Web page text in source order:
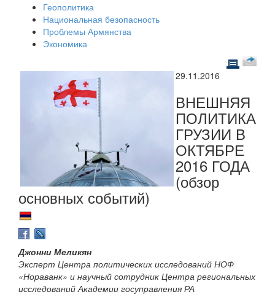
Геополитика
Национальная безопасность
Проблемы Армянства
Экономика
29.11.2016
ВНЕШНЯЯ
ПОЛИТИКА
ГРУЗИИ В
ОКТЯБРЕ
2016 ГОДА
(обзор
основных событий)
Джонни Меликян
Эксперт Центра политических исследований НОФ
«Нораванк» и научный сотрудник Центра региональных
исследований Академии госуправления РА